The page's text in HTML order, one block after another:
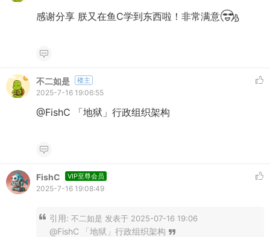
感谢分享 朕又在鱼C学到东西啦！非常满意
不二如是 楼主
2025-7-16 19:06:55
@FishC 「地狱」行政组织架构
FishC VIP至尊会员
2025-7-16 19:08:49
引用: 不二如是 发表于 2025-07-16 19:06
@FishC 「地狱」行政组织架构